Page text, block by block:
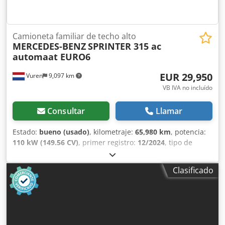
Vuren 9,097 km
Camioneta familiar de techo alto
MERCEDES-BENZSPRINTER 315 ac
automaat EURO6
EUR 29,950
VB IVA no incluído
Consultar Llamar
Estado: bueno (usado), kilometraje: 65,980 km, potencia:
110 kW (149.56 CV), primer registro: 12/2024, tipo de
, tamaño del neumático:
configuración de ejes:4x2, distancia entre ejes:4,330 mm,
combustible:
, cabina del conductor:
cabina del conductor
clase de emisión:
Clasificado